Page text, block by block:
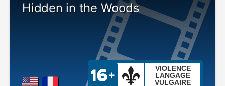
Hidden in the Woods
VIOLENCE
LANGAGE
VULGAIRE